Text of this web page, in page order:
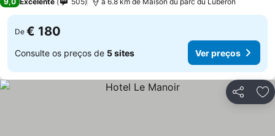
De € 180
Consulte os preços de 5 sites Ver preços
Partilhar